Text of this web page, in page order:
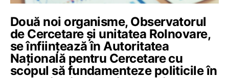
Două noi organisme, Observatorul
de Cercetare și unitatea RoInovare,
se înființează în Autoritatea
Națională pentru Cercetare cu
scopul să fundamenteze politicile în